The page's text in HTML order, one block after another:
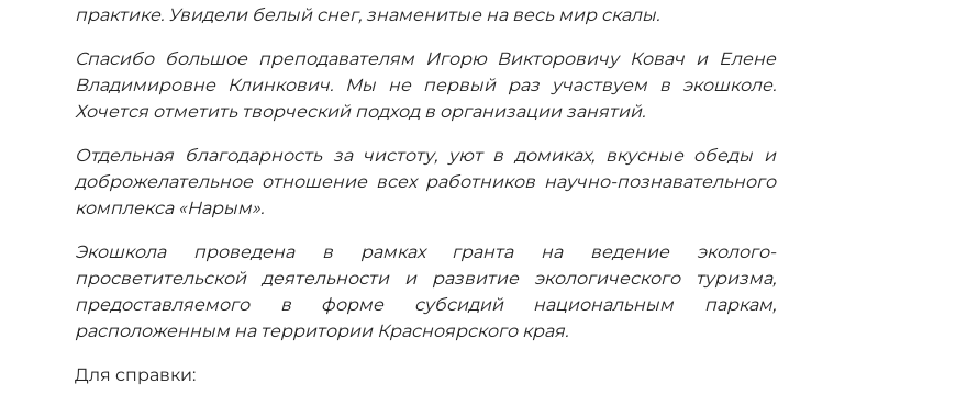
практике. Увидели белый снег, знаменитые на весь мир скалы.
Спасибо большое преподавателям Игорю Викторовичу Ковач и Елене
Владимировне Клинкович. Мы не первый раз участвуем в экошколе.
Хочется отметить творческий подход в организации занятий.
Отдельная благодарность за чистоту, уют в домиках, вкусные обеды и
доброжелательное отношение всех работников научно-познавательного
комплекса «Нарым».
Экошкола проведена в рамках гранта на ведение эколого-
просветительской деятельности и развитие экологического туризма,
предоставляемого в форме субсидий национальным паркам,
расположенным на территории Красноярского края.
Для справки: